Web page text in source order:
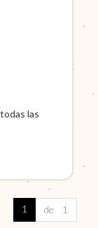
las
1 de 1